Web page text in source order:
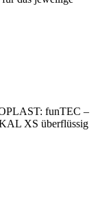
funTEC –
XS überflüssig